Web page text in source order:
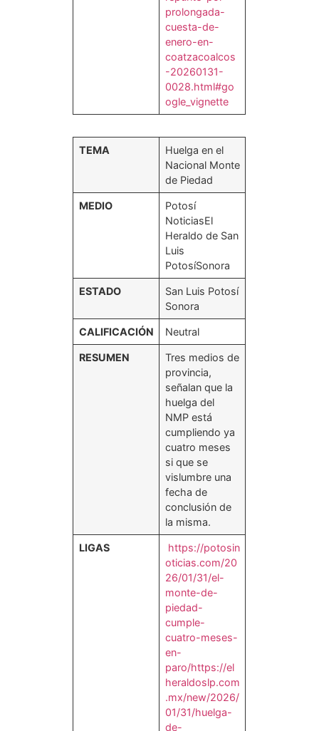
prolongada-
cuesta-de-
enero-en-
coatzacoalcos
-20260131-
0028.html#go
ogle_vignette
TEMA
Huelga en el
Nacional Monte
de Piedad
MEDIO
Potosí
NoticiasEl
Heraldo de San
Luis
PotosíSonora
ESTADO
San Luis Potosí
Sonora
CALIFICACIÓN Neutral
RESUMEN
Tres medios de
provincia,
señalan que la
huelga del
NMP está
cumpliendo ya
cuatro meses
si que se
vislumbre una
fecha de
conclusión de
la misma.
LIGAS
https://potosin
oticias.com/20
26/01/31/el-
monte-de-
piedad-
cumple-
cuatro-meses-
en-
paro/https://el
heraldoslp.com
.mx/new/2026/
01/31/huelga-
de-